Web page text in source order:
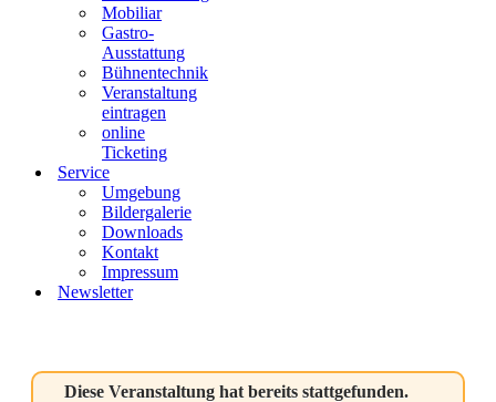
Mobiliar
Gastro-
Ausstattung
Bühnentechnik
Veranstaltung
eintragen
online
Ticketing
Service
Umgebung
Bildergalerie
Downloads
Kontakt
Impressum
Newsletter
Diese Veranstaltung hat bereits stattgefunden.